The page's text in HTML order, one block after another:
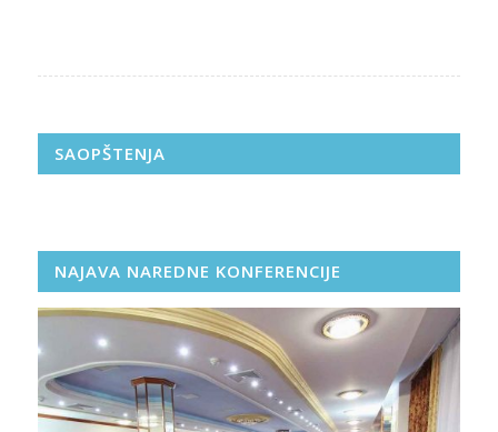
SAOPŠTENJA
NAJAVA NAREDNE KONFERENCIJE